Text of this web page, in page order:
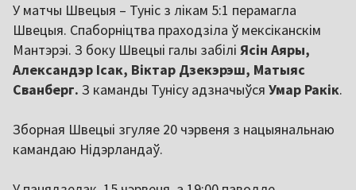
У матчы Швецыя – Туніс з лікам 5:1 перамагла
Швецыя. Спаборніцтва праходзіла ў мексіканскім
Мантэрэі. З боку Швецыі галы забілі Ясін Аяры,
Александэр Ісак, Віктар Дзекэрэш, Матыяс
Сванберг. З каманды Тунісу адзначыўся Умар Ракік.
Зборная Швецыі згуляе 20 чэрвеня з нацыянальнаю
камандаю Нідэрландаў.